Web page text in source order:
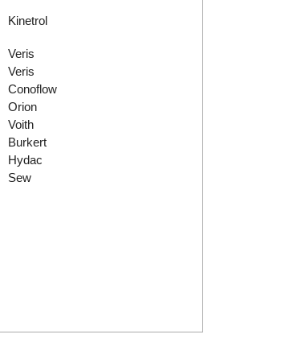
Kinetrol
Veris
Veris
Conoflow
Orion
Voith
Burkert
Hydac
Sew